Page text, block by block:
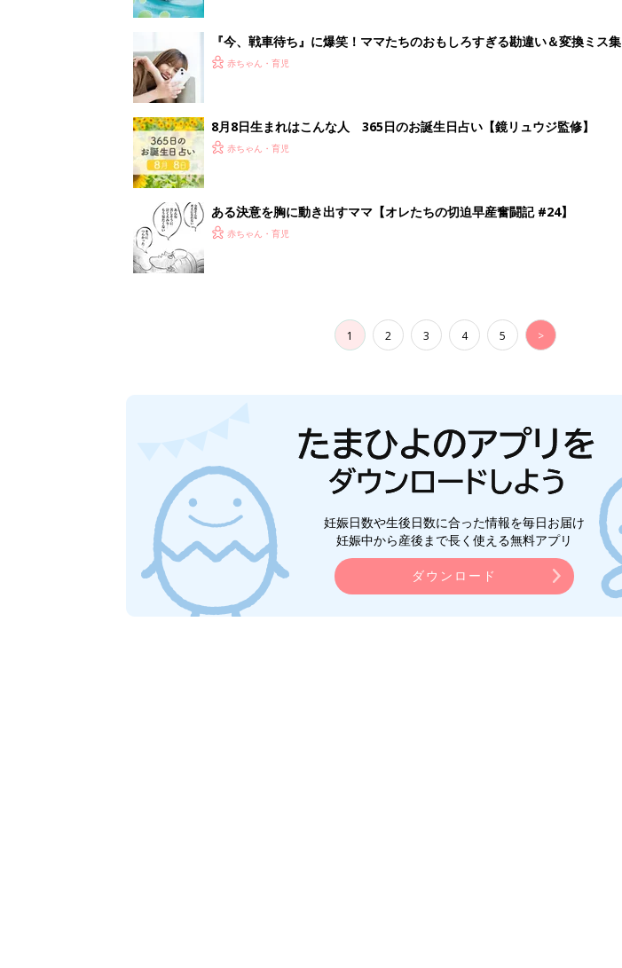
『今、戦車待ち』に爆笑！ママたちのおもしろすぎる勘違い＆変換ミス集
赤ちゃん・育児
8月8日生まれはこんな人 365日のお誕生日占い【鏡リュウジ監修】
赤ちゃん・育児
ある決意を胸に動き出すママ【オレたちの切迫早産奮闘記 #24】
赤ちゃん・育児
1 2 3 4 5 >
妊娠日数や生後日数に合った情報を毎日お届け
妊娠中から産後まで長く使える無料アプリ
ダウンロード